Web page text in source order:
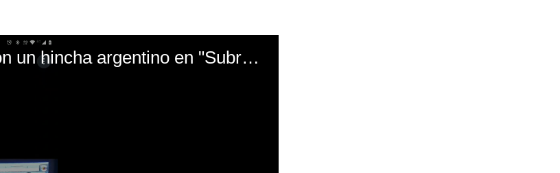
El mal momento de Yanina Gasañol con un hincha argentino en "Subrayado"